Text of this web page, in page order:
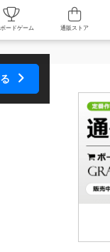
フェ/店舗 人気ボードゲーム